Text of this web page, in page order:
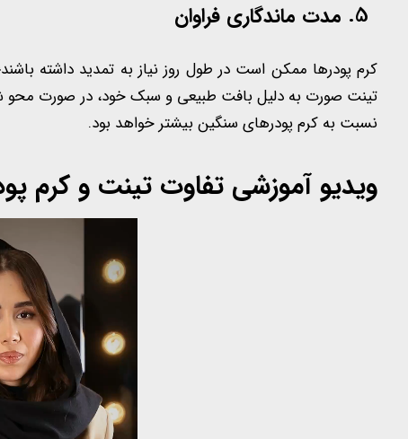
مدت ماندگاری فراوان
کرم پودرها ممکن است در طول روز نیاز به تمدید داشته
تینت صورت به دلیل بافت طبیعی و سبک خود، در صورت محو
نسبت به کرم پودرهای سنگین بیشتر خواهد بود.
ویدیو آموزشی تفاوت تینت و کرم